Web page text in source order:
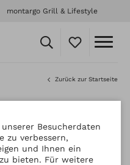
montargo Grill & Lifestyle
Zurück zur Startseite
Besucherdaten
zu verbessern,
und Ihnen ein
bieten. Für weitere